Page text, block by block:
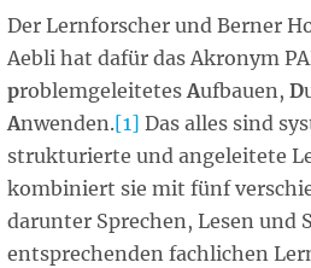
Der Lernforscher und Berner
Aebli hat dafür das Akronym
problemgeleitetesAufbauen, D
Anwenden.[1] Das alles sind
strukturierte und angeleitete
kombiniert sie mit fünf
darunter Sprechen, Lesen und
entsprechenden fachlichen